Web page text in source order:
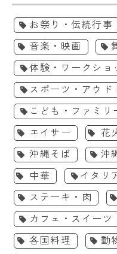
お祭り・伝統行事
音楽・映画
体験・ワークショ
スポーツ・アウド
こども・ファミリ
エイサー
花
沖縄そば
沖
中華
イタリ
ステーキ・肉
カフェ・スイーツ
各国料理
動